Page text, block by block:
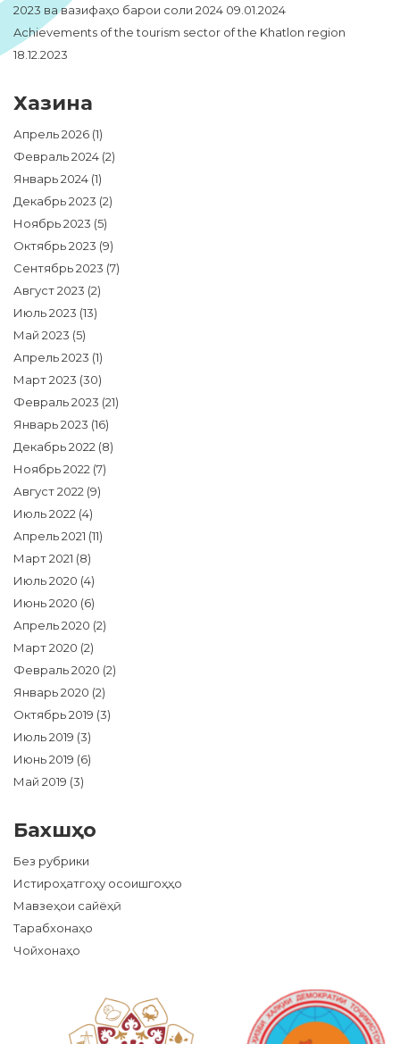
2023 ва вазифаҳо барои соли 2024 09.01.2024
Achievements of the tourism sector of the Khatlon region
18.12.2023
Хазина
Апрель 2026 (1)
Февраль 2024 (2)
Январь 2024 (1)
Декабрь 2023 (2)
Ноябрь 2023 (5)
Октябрь 2023 (9)
Сентябрь 2023 (7)
Август 2023 (2)
Июль 2023 (13)
Май 2023 (5)
Апрель 2023 (1)
Март 2023 (30)
Февраль 2023 (21)
Январь 2023 (16)
Декабрь 2022 (8)
Ноябрь 2022 (7)
Август 2022 (9)
Июль 2022 (4)
Апрель 2021 (11)
Март 2021 (8)
Июль 2020 (4)
Июнь 2020 (6)
Апрель 2020 (2)
Март 2020 (2)
Февраль 2020 (2)
Январь 2020 (2)
Октябрь 2019 (3)
Июль 2019 (3)
Июнь 2019 (6)
Май 2019 (3)
Бахшҳо
Без рубрики
Истироҳатгоҳу осоишгоҳҳо
Мавзеҳои сайёҳӣ
Тарабхонаҳо
Чойхонаҳо